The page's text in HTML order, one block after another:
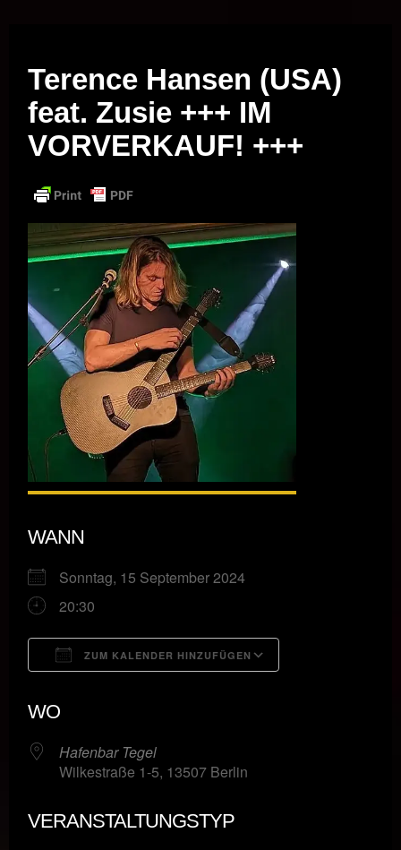
Terence Hansen (USA)
feat. Zusie +++ IM
VORVERKAUF! +++
WANN
Sonntag, 15 September 2024
20:30
ZUM KALENDER HINZUFÜGEN
WO
Hafenbar Tegel
Wilkestraße 1-5, 13507 Berlin
VERANSTALTUNGSTYP